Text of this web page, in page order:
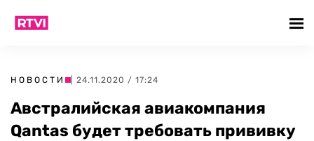
НОВОСТИ | 24.11.2020 / 17:24
Австралийская авиакомпания
Qantas будет требовать прививку